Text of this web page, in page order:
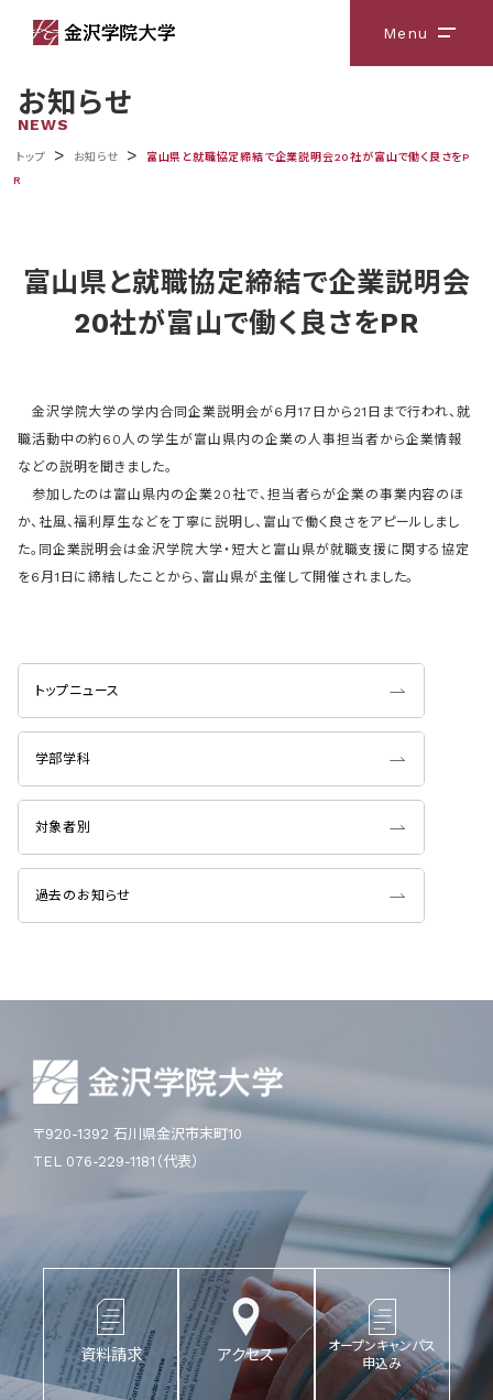
Menu メニ
お知らせ
NEWS
トップ > お知らせ >
富山県と就職協定締結で企業説明会20社が富山で働く良さをP
R
富山県と就職協定締結で企業説明会
20社が富山で働く良さをPR
金沢学院大学の学内合同企業説明会が6月17日から21日まで行われ、就
職活動中の約60人の学生が富山県内の企業の人事担当者から企業情報
などの説明を聞きました。
参加したのは富山県内の企業20社で、担当者らが企業の事業内容のほ
か、社風、福利厚生などを丁寧に説明し、富山で働く良さをアピールしまし
た。同企業説明会は金沢学院大学・短大と富山県が就職支援に関する協定
を6月1日に締結したことから、富山県が主催して開催されました。
トップニュース
学部学科
対象者別
過去のお知らせ
〒920-1392 石川県金沢市末町10
TEL 076-229-1181（代表）
資料請求 アクセス
オープンキャンパス
申込み